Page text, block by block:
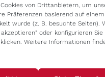
von Drittanbietern, um
Präferenzen basierend auf
wurde (z. B. besuchte Seiten).
oder konfigurieren Sie
Weitere Informationen